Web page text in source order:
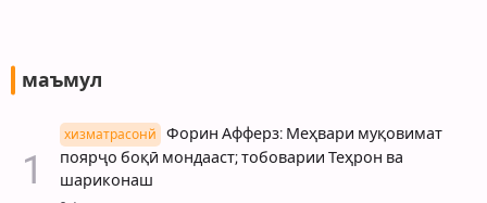
маъмул
хизматрасонй
Форин Афферз: Меҳвари муқовимат
поярҷо боқӣ мондааст; тобоварии Теҳрон ва
шариконаш